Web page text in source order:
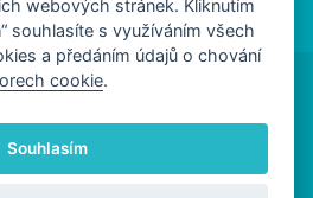
Partners Banky Turnov
Soubory cookies
webových stránek. Kliknutím
souhlasíte s využíváním všech
a předáním údajů o chování
cookie.
Souhlasím